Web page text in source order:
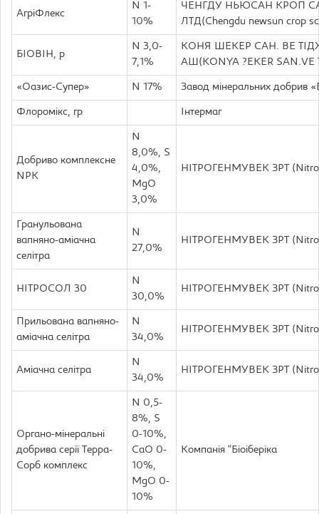
АгріФлекс
N 1-
10%
ЧЕНГДУ НЬЮСАН КРОП
ЛТД(Chengdu newsun crop
БІОВІН, р
N 3,0-
7,1%
КОНЯ ШЕКЕР САН. ВЕ
АШ(KONYA ?EKER SAN.VE
«Оазис-Супер» N 17% Завод мінеральних добрив
Флоромікс, гр Інтермаг
Добриво комплексне
NPK
N
8,0%, S
4,0%,
MgO
3,0%
НІТРОГЕНМУВЕК ЗРТ
Гранульована
вапняно-аміачна
селітра
N
27,0%
НІТРОГЕНМУВЕК ЗРТ
НІТРОСОЛ 30
N
30,0%
НІТРОГЕНМУВЕК ЗРТ
Прильована вапняно-
аміачна селітра
N
34,0%
НІТРОГЕНМУВЕК ЗРТ
Аміачна селітра
N
34,0%
НІТРОГЕНМУВЕК ЗРТ
Органо-мінеральні
добрива серії Терра-
Сорб комплекс
N 0,5-
8%, S
0-10%,
CaO 0-
10%,
MgO 0-
10%
Компанія “Біоіберіка